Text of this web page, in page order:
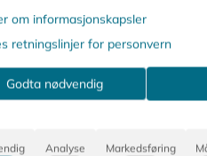
om informasjonskapsler
retningslinjer for personvern
Godta nødvendig
Analyse Markedsføring